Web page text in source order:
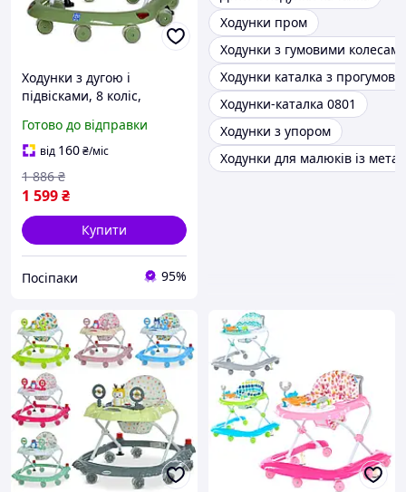
Ходунки з дугою і
підвісками, 8 коліс,
зелені (M 0541C-12)
Готово до відправки
від 160₴/міс
1 599₴
1 886 ₴
Купити
Посіпаки 95%
Ходунки пром
Ходунки з гумовими
Ходунки каталка з
Ходунки-каталка 0801
Ходунки з упором
Ходунки для малюків із